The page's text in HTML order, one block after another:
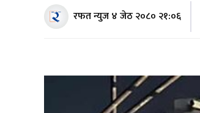
रफत न्युज४ जेठ २०८० २१:०६